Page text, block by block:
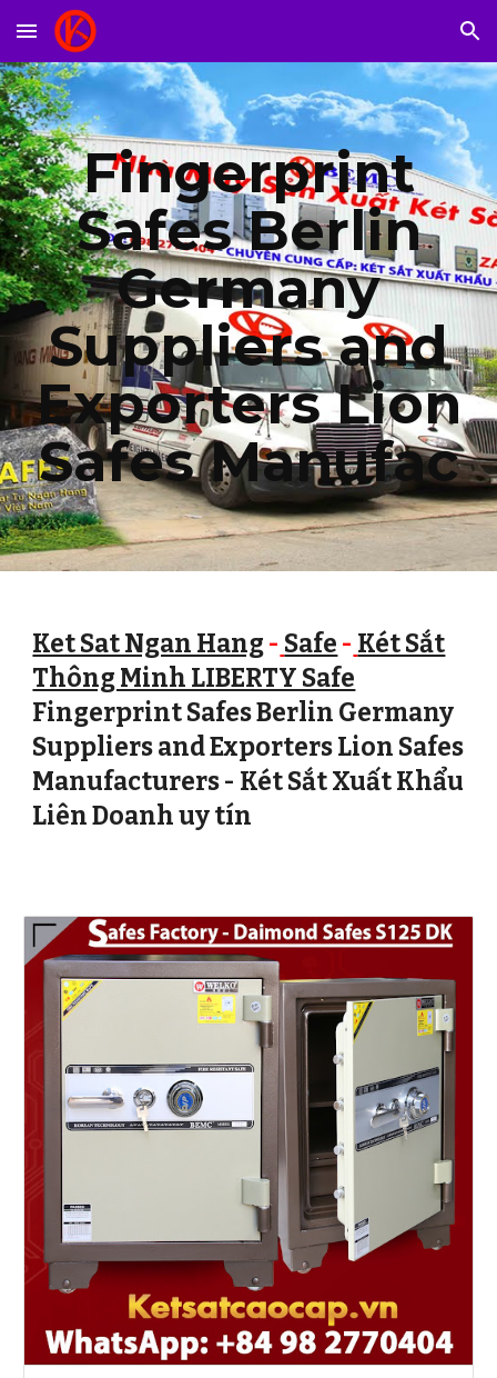
Skip to main content Skip to navigation
Fingerprint
Safes Berlin
Germany
Suppliers and
Exporters Lion
Safes Manufac
Ket Sat Ngan Hang - Safe - Két Sắt
Thông Minh LIBERTY Safe
Fingerprint Safes Berlin Germany
Suppliers and Exporters Lion Safes
Manufacturers - Két Sắt Xuất Khẩu
Liên Doanh uy tín